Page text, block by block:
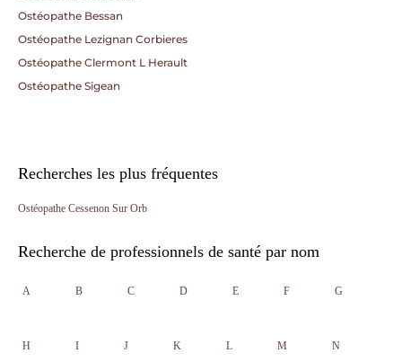
Ostéopathe Bessan
Ostéopathe Lezignan Corbieres
Ostéopathe Clermont L Herault
Ostéopathe Sigean
Recherches les plus fréquentes
Ostéopathe Cessenon Sur Orb
Recherche de professionnels de santé par nom
A B C D E F G
H I J K L M N